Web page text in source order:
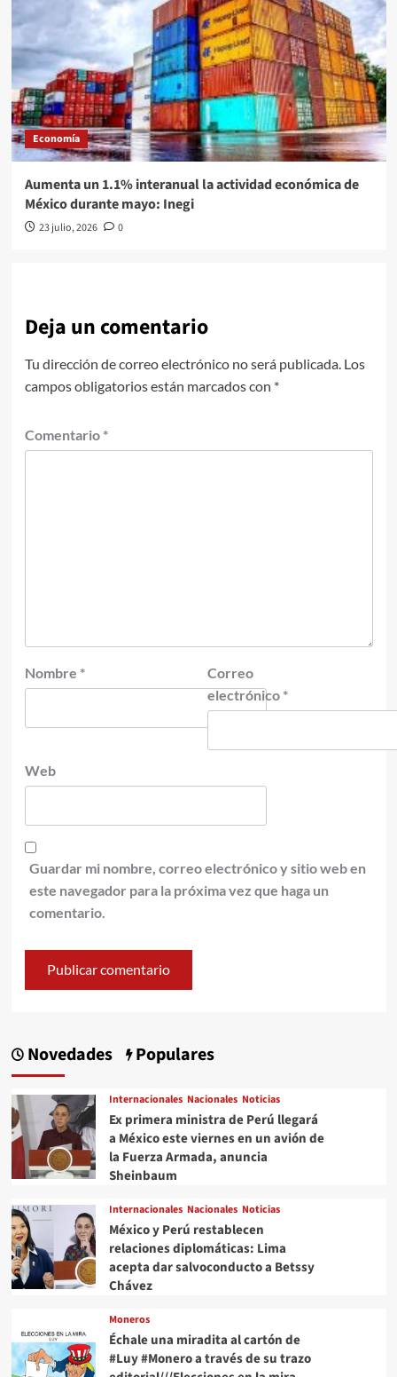
Economía
Aumenta un 1.1% interanual la actividad económica de
México durante mayo: Inegi
23 julio, 2026 0
Deja un comentario
Tu dirección de correo electrónico no será publicada. Los
campos obligatorios están marcados con *
Comentario *
Nombre *
Correo
electrónico *
Web
Guardar mi nombre, correo electrónico y sitio web en
este navegador para la próxima vez que haga un
comentario.
Novedades Populares
Internacionales Nacionales Noticias
Ex primera ministra de Perú llegará
a México este viernes en un avión de
la Fuerza Armada, anuncia
Sheinbaum
Internacionales Nacionales Noticias
México y Perú restablecen
relaciones diplomáticas: Lima
acepta dar salvoconducto a Betssy
Chávez
Moneros
Échale una miradita al cartón de
#Luy #Monero a través de su trazo